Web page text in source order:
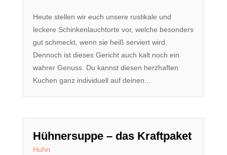
Heute stellen wir euch unsere rustikale und
leckere Schinkenlauchtorte vor, welche besonders
gut schmeckt, wenn sie heiß serviert wird.
Dennoch ist dieses Gericht auch kalt noch ein
wahrer Genuss. Du kannst diesen herzhaften
Kuchen ganz individuell auf deinen...
Hühnersuppe – das Kraftpaket
Huhn